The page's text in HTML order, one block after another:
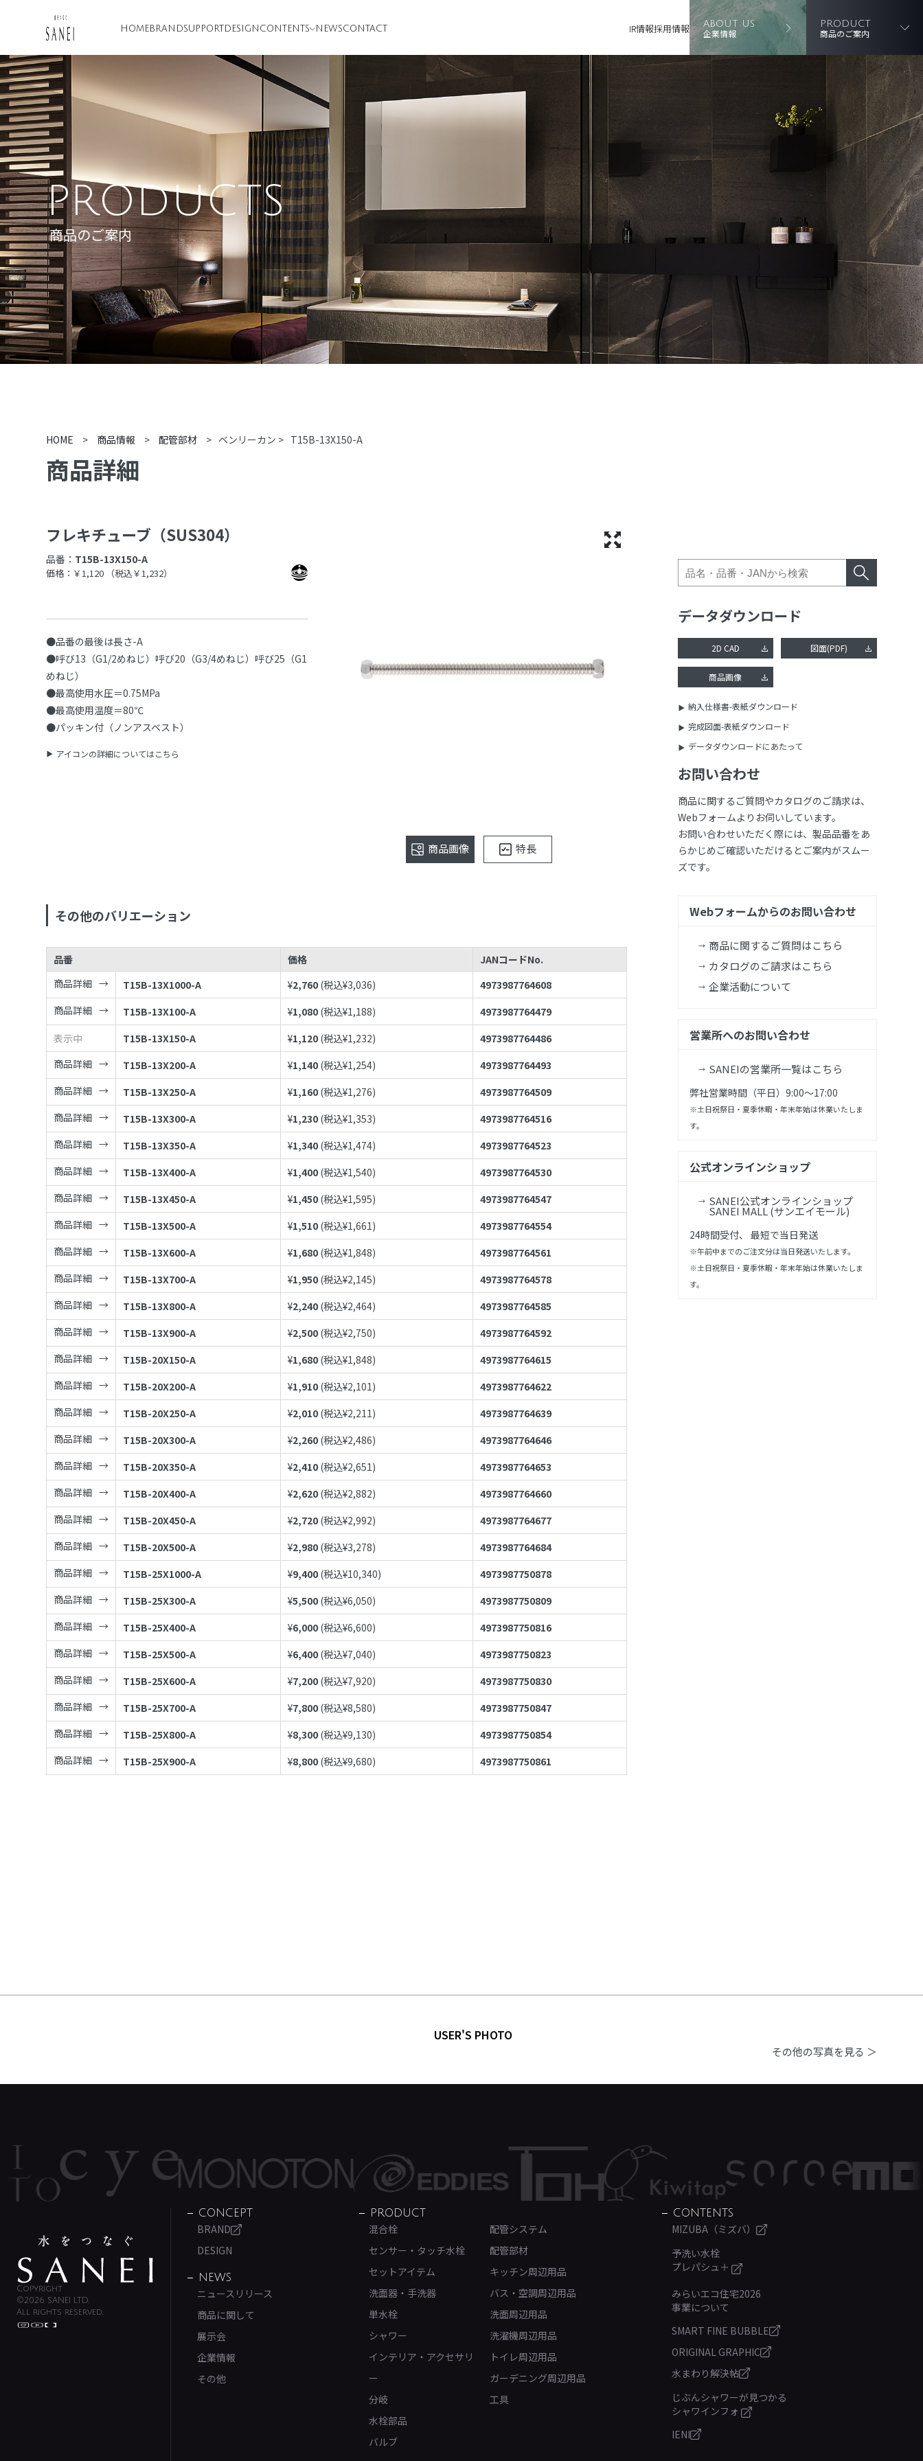
HOME BRANDSUPPORT DESIGN CONTENTS NEWSCONTACT IR情報採用情報 ABOUT US
企業情報
PRODUCT
商品のご案内
PRODUCTS
商品のご案内
HOME > 商品情報 > 配管部材 > ベンリーカン > T15B-13X150-A
商品詳細
フレキチューブ（SUS304）
品番： T15B-13X150-A
価格：￥1,120 （税込￥1,232）
●品番の最後は長さ-A
●呼び13（G1/2めねじ）呼び20（G3/4めねじ）呼び25（G1
めねじ）
●最高使用水圧＝0.75MPa
●最高使用温度＝80℃
●パッキン付（ノンアスベスト）
アイコンの詳細についてはこちら
商品画像 特長
その他のバリエーション
品番 価格
JANコードNo.
商品詳細
T15B-13X1000-A ¥2,760 (税込¥3,036)
4973987764608
商品詳細
T15B-13X100-A ¥1,080 (税込¥1,188)
4973987764479
表示中
T15B-13X150-A ¥1,120 (税込¥1,232)
4973987764486
商品詳細
T15B-13X200-A ¥1,140 (税込¥1,254)
4973987764493
商品詳細
T15B-13X250-A ¥1,160 (税込¥1,276)
4973987764509
商品詳細
T15B-13X300-A ¥1,230 (税込¥1,353)
4973987764516
商品詳細
T15B-13X350-A ¥1,340 (税込¥1,474)
4973987764523
商品詳細
T15B-13X400-A ¥1,400 (税込¥1,540)
4973987764530
商品詳細
T15B-13X450-A ¥1,450 (税込¥1,595)
4973987764547
商品詳細
T15B-13X500-A ¥1,510 (税込¥1,661)
4973987764554
商品詳細
T15B-13X600-A ¥1,680 (税込¥1,848)
4973987764561
商品詳細
T15B-13X700-A ¥1,950 (税込¥2,145)
4973987764578
商品詳細
T15B-13X800-A ¥2,240 (税込¥2,464)
4973987764585
商品詳細
T15B-13X900-A ¥2,500 (税込¥2,750)
4973987764592
商品詳細
T15B-20X150-A ¥1,680 (税込¥1,848)
4973987764615
商品詳細
T15B-20X200-A ¥1,910 (税込¥2,101)
4973987764622
商品詳細
T15B-20X250-A ¥2,010 (税込¥2,211)
4973987764639
商品詳細
T15B-20X300-A ¥2,260 (税込¥2,486)
4973987764646
商品詳細
T15B-20X350-A ¥2,410 (税込¥2,651)
4973987764653
商品詳細
T15B-20X400-A ¥2,620 (税込¥2,882)
4973987764660
商品詳細
T15B-20X450-A ¥2,720 (税込¥2,992)
4973987764677
商品詳細
T15B-20X500-A ¥2,980 (税込¥3,278)
4973987764684
商品詳細
T15B-25X1000-A ¥9,400 (税込¥10,340)
4973987750878
商品詳細
T15B-25X300-A ¥5,500 (税込¥6,050)
4973987750809
商品詳細
T15B-25X400-A ¥6,000 (税込¥6,600)
4973987750816
商品詳細
T15B-25X500-A ¥6,400 (税込¥7,040)
4973987750823
商品詳細
T15B-25X600-A ¥7,200 (税込¥7,920)
4973987750830
商品詳細
T15B-25X700-A ¥7,800 (税込¥8,580)
4973987750847
商品詳細
T15B-25X800-A ¥8,300 (税込¥9,130)
4973987750854
商品詳細
T15B-25X900-A ¥8,800 (税込¥9,680) 4973987750861
データダウンロード
2D CAD 図面(PDF)
商品画像
納入仕様書-表紙ダウンロード
完成図面-表紙ダウンロード
データダウンロードにあたって
お問い合わせ
商品に関するご質問やカタログのご請求は、
Webフォームよりお伺いしています。
お問い合わせいただく際には、製品品番をあ
らかじめご確認いただけるとご案内がスムー
ズです。
Webフォームからのお問い合わせ
商品に関するご質問はこちら
カタログのご請求はこちら
企業活動について
営業所へのお問い合わせ
SANEIの営業所一覧はこちら
弊社営業時間（平日）9:00～17:00
※土日祝祭日・夏季休暇・年末年始は休業いたしま
す。
公式オンラインショップ
SANEI公式オンラインショップ
SANEI MALL (サンエイモール)
24時間受付、 最短で当日発送
※午前中までのご注文分は当日発送いたします。
※土日祝祭日・夏季休暇・年末年始は休業いたしま
す。
USER'S PHOTO
その他の写真を見る ＞
Copyright
©2026 SANEI LTD.
All rights reserved.
CONCEPT
BRAND
DESIGN
NEWS
ニュースリリース
商品に関して
展示会
企業情報
その他
PRODUCT
混合栓
センサー・タッチ水栓
セットアイテム
洗面器・手洗器
単水栓
シャワー
インテリア・アクセサリ
ー
分岐
水栓部品
バルブ
配管システム
配管部材
キッチン周辺用品
バス・空調周辺用品
洗面周辺用品
洗濯機周辺用品
トイレ周辺用品
ガーデニング周辺用品
工具
CONTENTS
MIZUBA（ミズバ）
予洗い水栓
プレパシュ＋
みらいエコ住宅2026
事業について
SMART FINE BUBBLE
ORIGINAL GRAPHIC
水まわり解決帖
じぶんシャワーが見つかる
シャワインフォ
IENI